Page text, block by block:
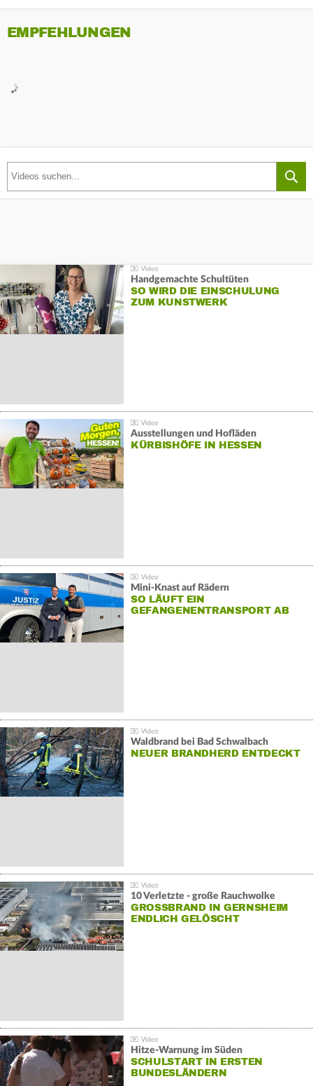
EMPFEHLUNGEN
Handgemachte Schultüten
SO WIRD DIE EINSCHULUNG
ZUM KUNSTWERK
Ausstellungen und Hofläden
KÜRBISHÖFE IN HESSEN
Mini-Knast auf Rädern
SO LÄUFT EIN
GEFANGENENTRANSPORT AB
Waldbrand bei Bad Schwalbach
NEUER BRANDHERD ENTDECKT
10 Verletzte - große Rauchwolke
GROSSBRAND IN GERNSHEIM E
NDLICH GELÖSCHT
Hitze-Warnung im Süden
SCHULSTART IN ERSTEN
BUNDESLÄNDERN